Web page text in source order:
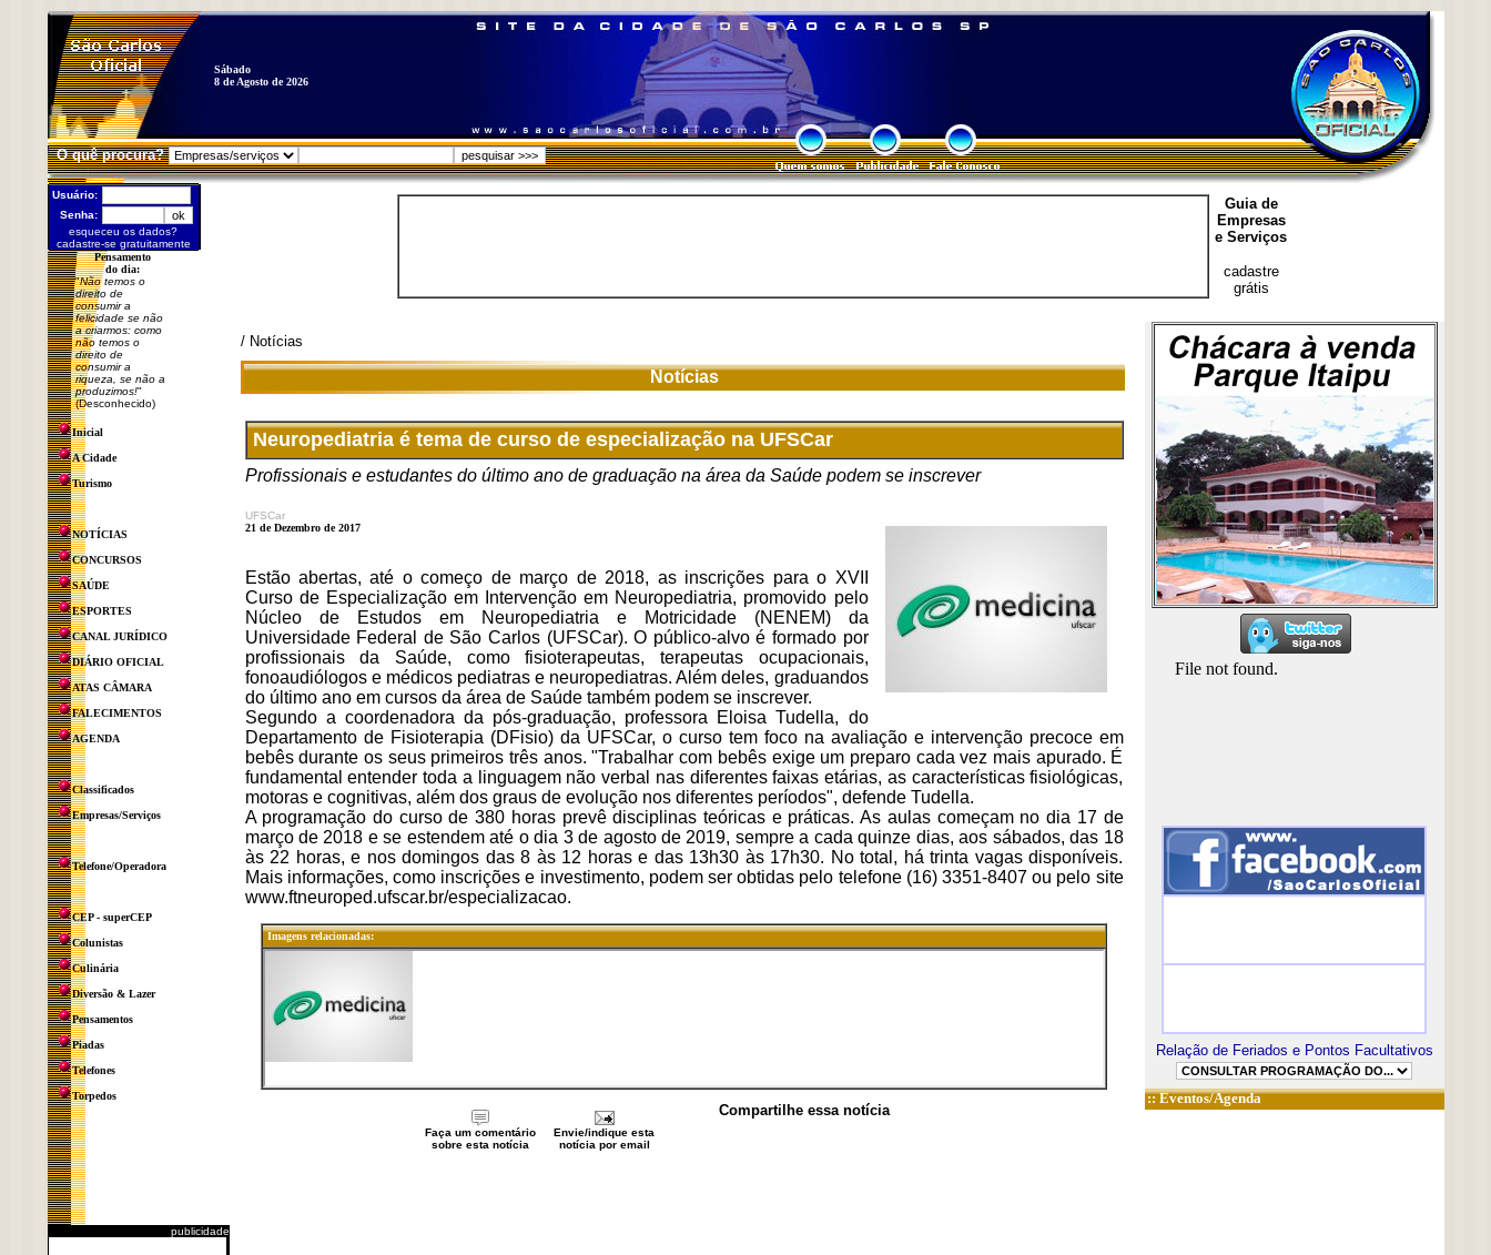
Sábado
8 de Agosto de 2026
O quê procura?
Usuário:
Senha:
esqueceu os dados?
cadastre-se gratuitamente
Pensamento
do dia:
"Não temos o
direito de
consumir a
felicidade se não
a criarmos: como
não temos o
direito de
consumir a
riqueza, se não a
produzimos!"
(Desconhecido)
Inicial
A Cidade
Turismo
NOTÍCIAS
CONCURSOS
SAÚDE
ESPORTES
CANAL JURÍDICO
DIÁRIO OFICIAL
ATAS CÂMARA
FALECIMENTOS
AGENDA
Classificados
Empresas/Serviços
Telefone/Operadora
CEP - superCEP
Colunistas
Culinária
Diversão & Lazer
Pensamentos
Piadas
Telefones
Torpedos
publicidade
Guia de
Empresas
e Serviços
cadastre
grátis
/ Notícias
Notícias
Neuropediatria é tema de curso de especialização na UFSCar
Profissionais e estudantes do último ano de graduação na área da Saúde podem se inscrever
UFSCar
21 de Dezembro de 2017
Estão abertas, até o começo de março de 2018, as inscrições para o XVII
Curso de Especialização em Intervenção em Neuropediatria, promovido pelo
Núcleo de Estudos em Neuropediatria e Motricidade (NENEM) da
Universidade Federal de São Carlos (UFSCar). O público-alvo é formado por
profissionais da Saúde, como fisioterapeutas, terapeutas ocupacionais,
fonoaudiólogos e médicos pediatras e neuropediatras. Além deles, graduandos
do último ano em cursos da área de Saúde também podem se inscrever.
Segundo a coordenadora da pós-graduação, professora Eloisa Tudella, do
Departamento de Fisioterapia (DFisio) da UFSCar, o curso tem foco na avaliação e intervenção precoce em
bebês durante os seus primeiros três anos. "Trabalhar com bebês exige um preparo cada vez mais apurado. É
fundamental entender toda a linguagem não verbal nas diferentes faixas etárias, as características fisiológicas,
motoras e cognitivas, além dos graus de evolução nos diferentes períodos", defende Tudella.
A programação do curso de 380 horas prevê disciplinas teóricas e práticas. As aulas começam no dia 17 de
março de 2018 e se estendem até o dia 3 de agosto de 2019, sempre a cada quinze dias, aos sábados, das 18
às 22 horas, e nos domingos das 8 às 12 horas e das 13h30 às 17h30. No total, há trinta vagas disponíveis.
Mais informações, como inscrições e investimento, podem ser obtidas pelo telefone (16) 3351-8407 ou pelo site
www.ftneuroped.ufscar.br/especializacao.
Imagens relacionadas:
Compartilhe essa notícia
Faça um comentário
sobre esta notícia
Envie/indique esta
notícia por email
Relação de Feriados e Pontos Facultativos
::Eventos/Agenda